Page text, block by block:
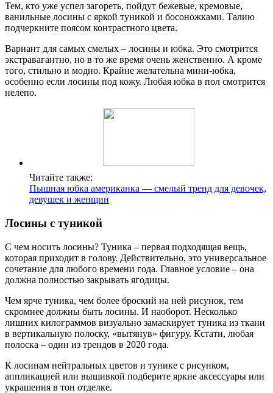
Тем, кто уже успел загореть, пойдут бежевые, кремовые,
ванильные лосины с яркой туникой и босоножками. Талию
подчеркните поясом контрастного цвета.
Вариант для самых смелых – лосины и юбка. Это смотрится
экстравагантно, но в то же время очень женственно. А кроме
того, стильно и модно. Крайне желательна мини-юбка,
особенно если лосины под кожу. Любая юбка в пол смотрится
нелепо.
Читайте также:
Пышная юбка американка — смелый тренд для девочек,
девушек и женщин
Лосины с туникой
С чем носить лосины? Туника – первая подходящая вещь,
которая приходит в голову. Действительно, это универсальное
сочетание для любого времени года. Главное условие – она
должна полностью закрывать ягодицы.
Чем ярче туника, чем более броский на ней рисунок, тем
скромнее должны быть лосины. И наоборот. Несколько
лишних килограммов визуально замаскирует туника из ткани
в вертикальную полоску, «вытянув» фигуру. Кстати, любая
полоска – один из трендов в 2020 года.
К лосинам нейтральных цветов и тунике с рисунком,
аппликацией или вышивкой подберите яркие аксессуары или
украшения в тон отделке.